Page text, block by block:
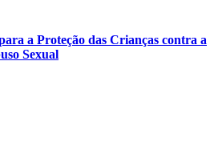
a Proteção das Crianças contra a
Sexual